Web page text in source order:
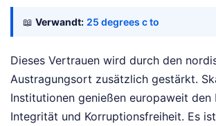
📖 Verwandt: 25 degrees c to
Dieses Vertrauen wird durch den
Austragungsort zusätzlich gestärkt.
Institutionen genießen europaweit den
Integrität und Korruptionsfreiheit. Es